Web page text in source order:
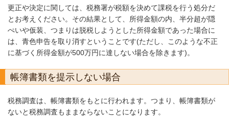
更正や決定に関しては、税務署が税額を決めて課税を行う処分だ
とお考えください。その結果として、所得金額の内、半分超が隠
ぺいや仮装、つまりは脱税しようとした所得金額であった場合に
は、青色申告を取り消すということです(ただし、このような不正
に基づく所得金額が500万円に達しない場合を除きます)。
帳簿書類を提示しない場合
税務調査は、帳簿書類をもとに行われます。つまり、帳簿書類が
ないと税務調査もままならないことになります。